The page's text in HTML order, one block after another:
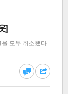
]
을 모두 취소했다.